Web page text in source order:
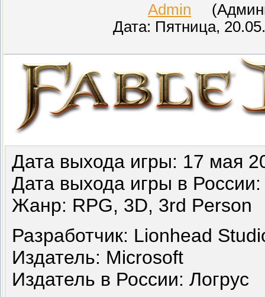
Admin
Дата: Пятница,
Дата выхода игры: 17 мая
Дата выхода игры в России:
Жанр: RPG, 3D, 3rd Person
Разработчик: Lionhead
Издатель: Microsoft
Издатель в России: Логрус